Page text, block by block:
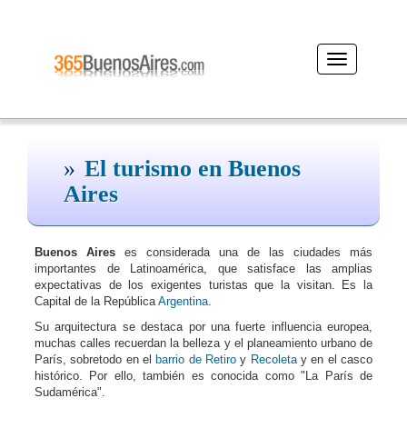
Desplegar
navegación
El turismo en Buenos
Aires
Buenos Aires es considerada una de las ciudades más
importantes de Latinoamérica, que satisface las amplias
expectativas de los exigentes turistas que la visitan. Es la
Capital de la RepúblicaArgentina.
Su arquitectura se destaca por una fuerte influencia europea,
muchas calles recuerdan la belleza y el planeamiento urbano de
París, sobretodo en el barrio de Retiro y Recoletay en el casco
histórico. Por ello, también es conocida como "La París de
Sudamérica".